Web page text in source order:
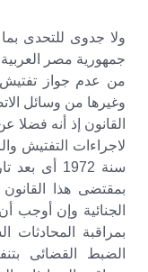
من عدم جواز تفتيش
وغيرها من وسائل
سنة 1972
الجنائية وإن أوجب
بمراقبة المحادثات
الضبط القضائى